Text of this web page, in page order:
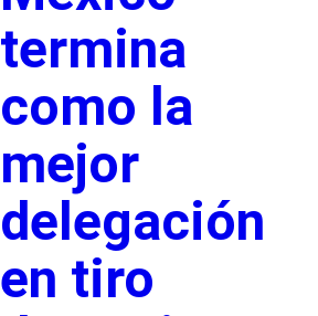
termina
como la
mejor
delegación
en tiro